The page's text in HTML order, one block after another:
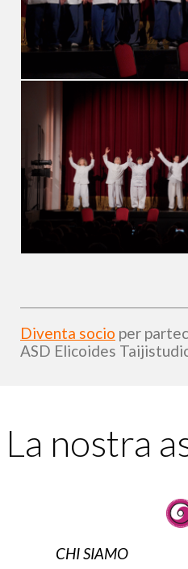
Diventa socio per
ASD Elicoides
La nostra
CHI SIAMO